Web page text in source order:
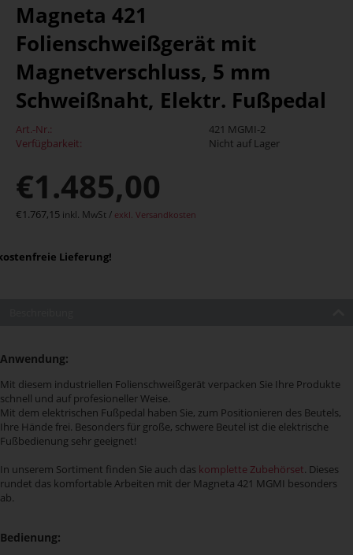
Magneta 421
Folienschweißgerät mit
Magnetverschluss, 5 mm
Schweißnaht, Elektr. Fußpedal
Art.-Nr.:
421 MGMI-2
Verfügbarkeit:
Nicht auf Lager
€1.485,00
€1.767,15 inkl. MwSt / exkl. Versandkosten
Lieferung!
Anwendung:
Mit diesem industriellen Folienschweißgerät verpacken Sie Ihre Produkte
schnell und auf profesioneller Weise.
Mit dem elektrischen Fußpedal haben Sie, zum Positionieren des Beutels,
Ihre Hände frei. Besonders für große, schwere Beutel ist die elektrische
Fußbedienung sehr geeignet!
In unserem Sortiment finden Sie auch das komplette Zubehörset. Dieses
rundet das komfortable Arbeiten mit der Magneta 421 MGMI besonders
ab.
Bedienung: